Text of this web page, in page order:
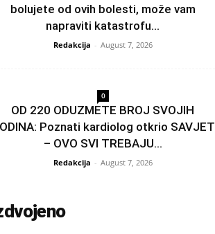
bolujete od ovih bolesti, može vam
napraviti katastrofu...
Redakcija - August 7, 2026
0
OD 220 ODUZMETE BROJ SVOJIH
Poznati kardiolog otkrio SAVJET
– OVO SVI TREBAJU...
Redakcija - August 7, 2026